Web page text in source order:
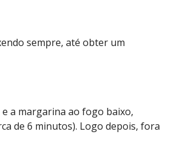
sempre, até obter um
a margarina ao fogo baixo,
de 6 minutos). Logo depois, fora